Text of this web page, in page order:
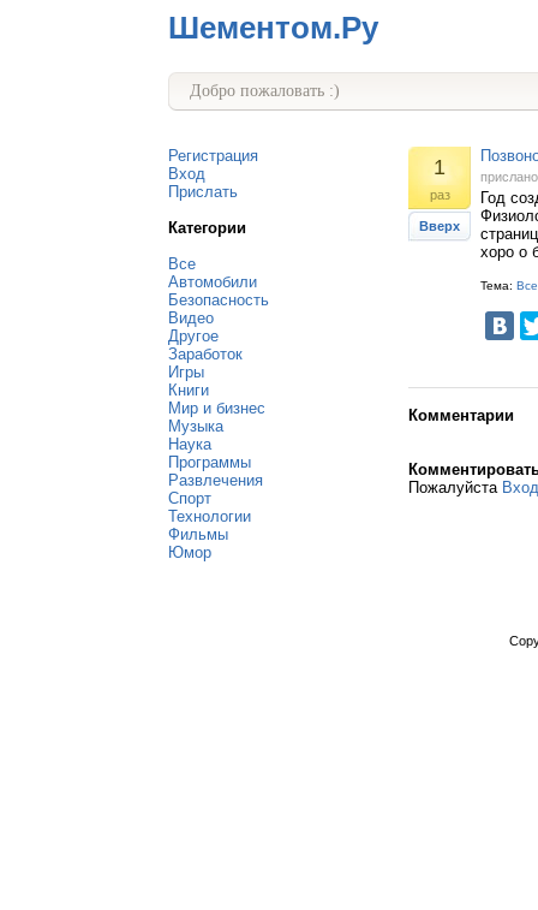
Шементом.Ру
Добро пожаловать :)
Регистрация
Вход
Прислать
Категории
Все
Автомобили
Безопасность
Видео
Другое
Заработок
Игры
Книги
Мир и бизнес
Музыка
Наука
Программы
Развлечения
Спорт
Технологии
Фильмы
Юмор
1
раз
Вверх
Год
хоро о
Тема: Все
Комментарии
Пожалуйста Вход